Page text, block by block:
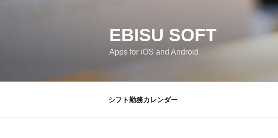
EBISU SOFT
Apps for iOS and Android
シフト勤務カレンダー